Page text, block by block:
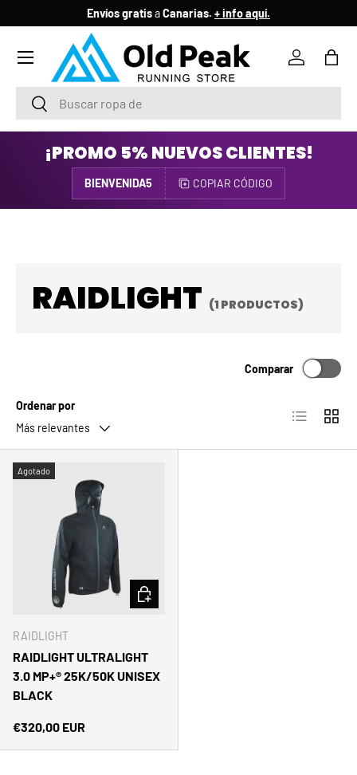
IR AL CONTENIDO
Envíos gratisaCanarias. + info aquí.
BuscarBuscar
Iniciar
Menú
¡PROMO 5% NUEVOS CLIENTES!
BIENVENIDA5 COPIAR CÓDIGO
RAIDLIGHT (1 PRODUCTOS)
Ordenar por
Más relevantes
Comparar
Lista
Agotado
RAIDLIGHT
RAIDLIGHT ULTRALIGHT
3.0 MP+® 25K/50K UNISEX
BLACK
Precio normal
€320,00 EUR
ELEGIR OPCIONES